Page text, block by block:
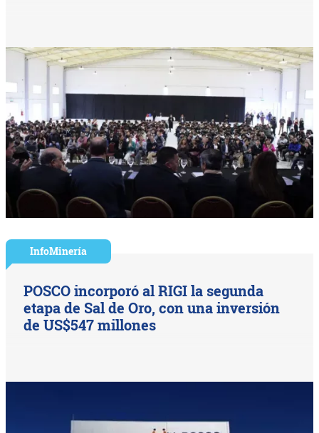
InfoMinería
POSCO incorporó al RIGI la segunda
etapa de Sal de Oro, con una inversión
de US$547 millones